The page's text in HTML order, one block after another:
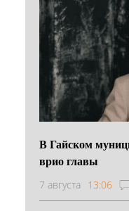
В Гайском
врио главы
7 августа 13:06